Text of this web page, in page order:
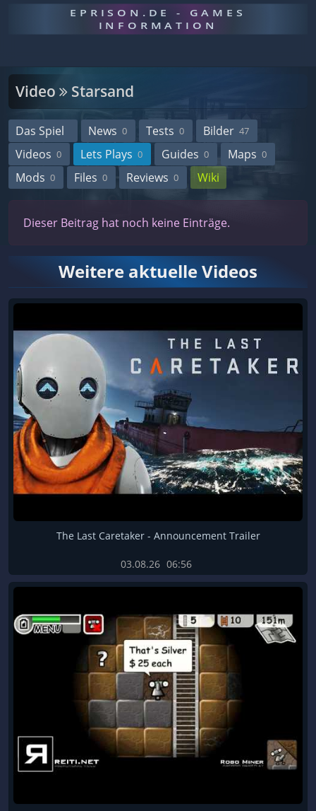
EPRISON.DE - GAMES
INFORMATION
Video Starsand
Das Spiel News 0 Tests 0 Bilder 47
Videos 0 Lets Plays 0 Guides 0 Maps 0
Mods 0 Files 0 Reviews 0 Wiki
Dieser Beitrag hat noch keine Einträge.
Weitere aktuelle Videos
The Last Caretaker - Announcement Trailer
03.08.26 06:56